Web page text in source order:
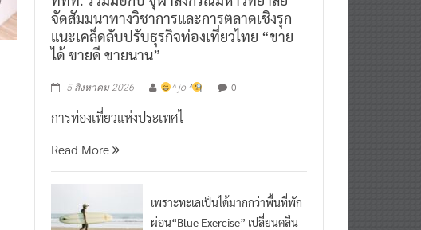
จัดสัมมนาทางวิชาการและการตลาดเชิงรุก
แนะเคล็ดลับปรับธุรกิจท่องเที่ยวไทย “ขาย
ได้ ขายดี ขายนาน”
5 สิงหาคม 2026 ^ jo ^ 0
การท่องเที่ยวแห่งประเทศไ
Read More
เพราะทะเลเป็นได้มากกว่าพื้นที่พัก
ผ่อน“Blue Exercise” เปลี่ยนคลื่น